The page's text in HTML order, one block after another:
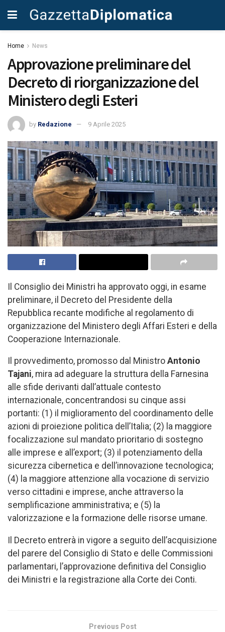
Home News
Approvazione preliminare del
Decreto di riorganizzazione del
Ministero degli Esteri
by Redazione 9 Aprile 2025
Il Consiglio dei Ministri ha approvato oggi, in esame
preliminare, il Decreto del Presidente della
Repubblica recante modifiche al regolamento di
organizzazione del Ministero degli Affari Esteri e della
Cooperazione Internazionale.
Il provvedimento, promosso dal Ministro Antonio
Tajani, mira ad adeguare la struttura della Farnesina
alle sfide derivanti dall’attuale contesto
internazionale, concentrandosi su cinque assi
portanti: (1) il miglioramento del coordinamento delle
azioni di proiezione politica dell’Italia; (2) la maggiore
focalizzazione sul mandato prioritario di sostegno
alle imprese e all’export; (3) il potenziamento della
sicurezza cibernetica e dell’innovazione tecnologica;
(4) la maggiore attenzione alla vocazione di servizio
verso cittadini e imprese, anche attraverso la
semplificazione amministrativa; e (5) la
valorizzazione e la formazione delle risorse umane.
Il Decreto entrerà in vigore a seguito dell’acquisizione
del parere del Consiglio di Stato e delle Commissioni
parlamentari, l’approvazione definitiva del Consiglio
dei Ministri e la registrazione alla Corte dei Conti.
Previous Post